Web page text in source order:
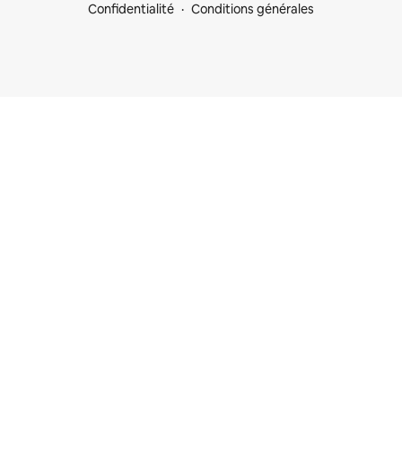
Confidentialité
Conditions générales